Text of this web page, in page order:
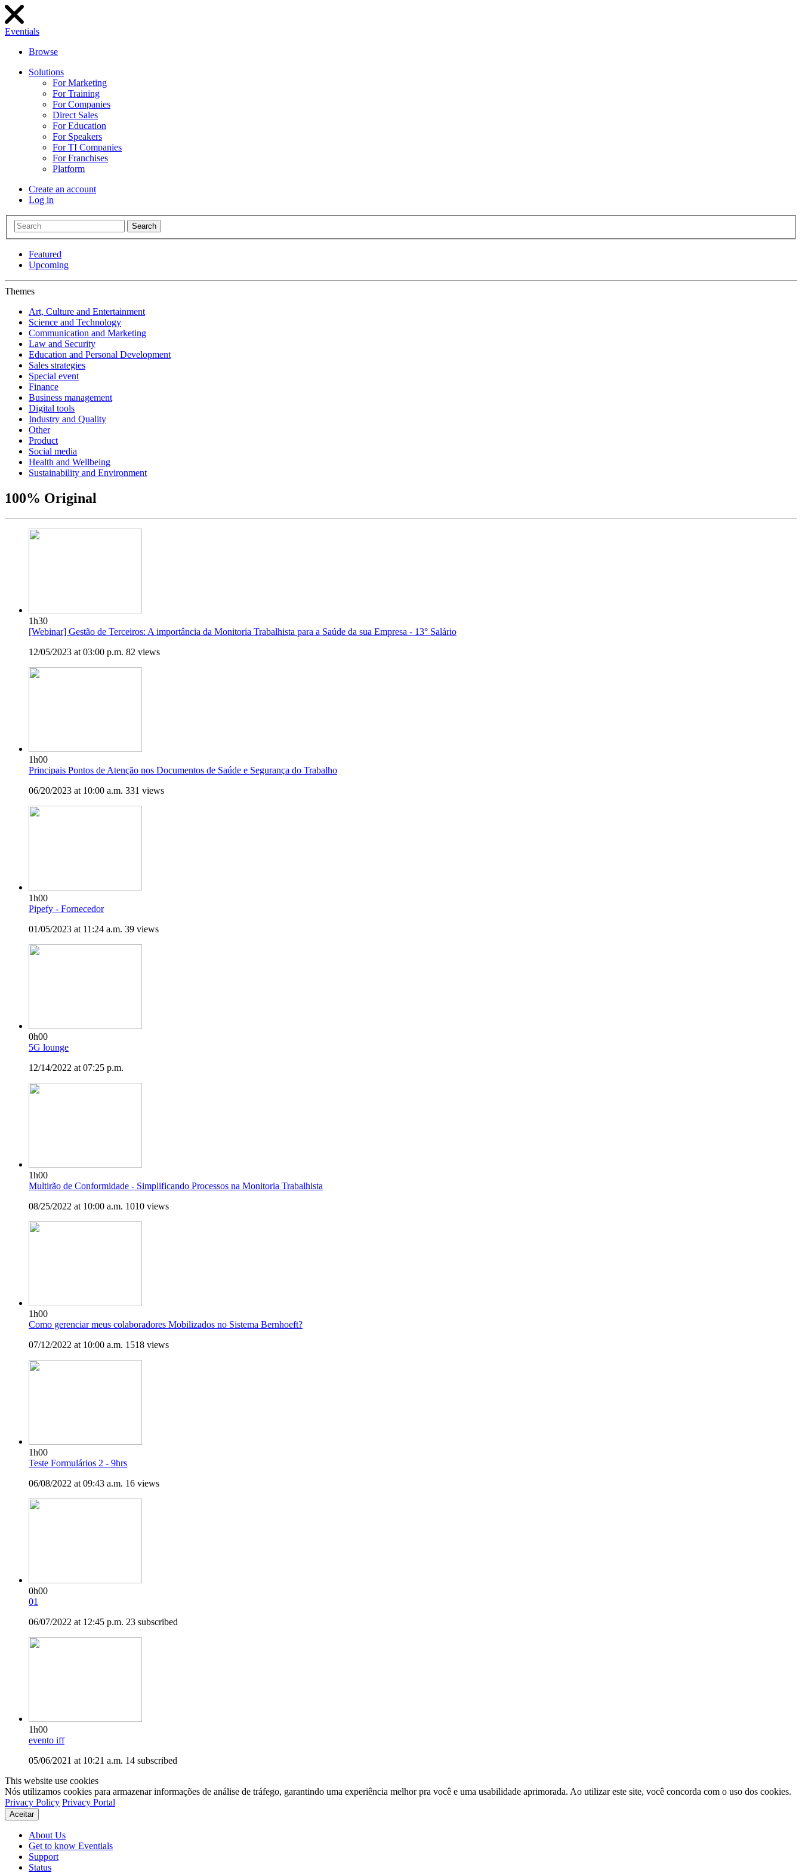
Eventials
Browse
Solutions
For Marketing
For Training
For Companies
Direct Sales
For Education
For Speakers
For TI Companies
For Franchises
Platform
Create an account
Log in
Search
Featured
Upcoming
Themes
Art, Culture and Entertainment
Science and Technology
Communication and Marketing
Law and Security
Education and Personal Development
Sales strategies
Special event
Finance
Business management
Digital tools
Industry and Quality
Other
Product
Social media
Health and Wellbeing
Sustainability and Environment
100% Original
1h30
[Webinar] Gestão de Terceiros: A importância da Monitoria Trabalhista para a Saúde da sua Empresa - 13° Salário
12/05/2023 at 03:00 p.m. 82 views
1h00
Principais Pontos de Atenção nos Documentos de Saúde e Segurança do Trabalho
06/20/2023 at 10:00 a.m. 331 views
1h00
Pipefy - Fornecedor
01/05/2023 at 11:24 a.m. 39 views
0h00
5G lounge
12/14/2022 at 07:25 p.m.
1h00
Multirão de Conformidade - Simplificando Processos na Monitoria Trabalhista
08/25/2022 at 10:00 a.m. 1010 views
1h00
Como gerenciar meus colaboradores Mobilizados no Sistema Bernhoeft?
07/12/2022 at 10:00 a.m. 1518 views
1h00
Teste Formulários 2 - 9hrs
06/08/2022 at 09:43 a.m. 16 views
0h00
01
06/07/2022 at 12:45 p.m. 23 subscribed
1h00
evento iff
05/06/2021 at 10:21 a.m. 14 subscribed
This website use cookies
Nós utilizamos cookies para armazenar informações de análise de tráfego, garantindo uma experiência melhor pra você e uma usabilidade aprimorada. Ao utilizar este site, você concorda com o uso dos cookies.
Privacy Policy Privacy Portal
Aceitar
About Us
Get to know Eventials
Support
Status